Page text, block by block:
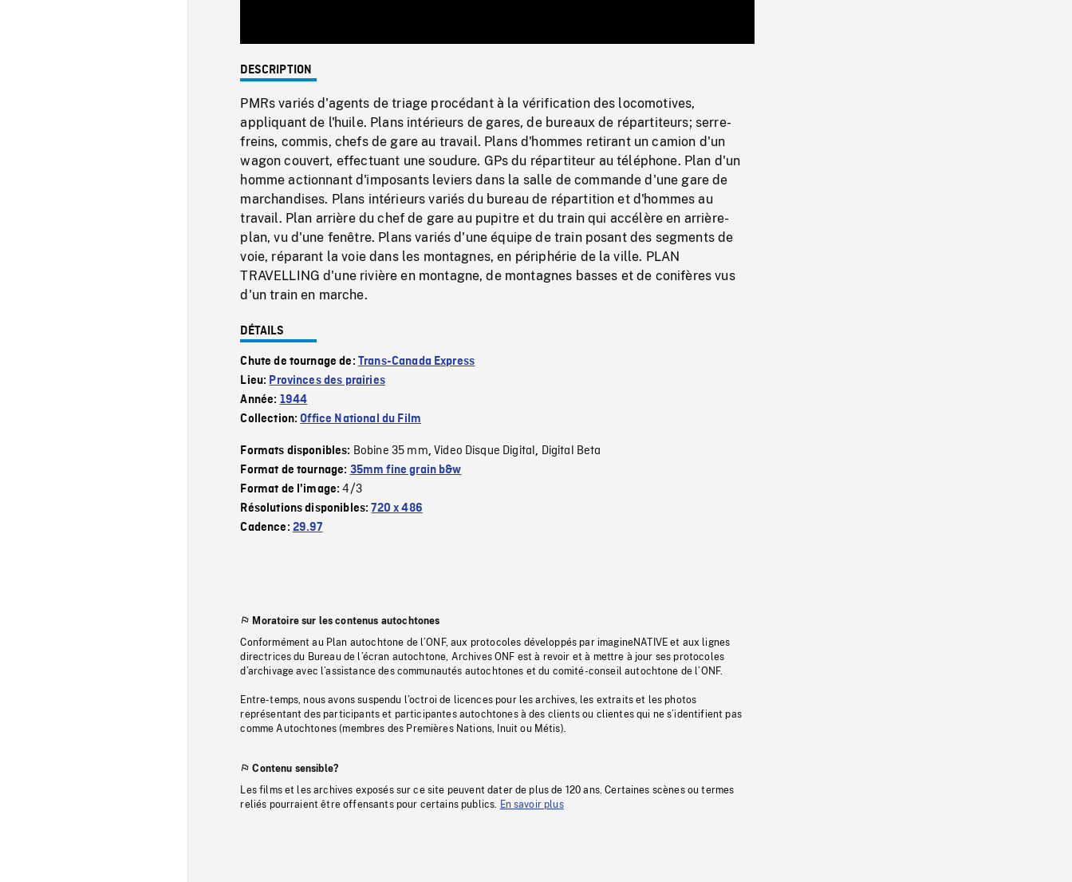
0%
Rate
DESCRIPTION
PMRs variés d'agents de triage procédant à la vérification des locomotives,
appliquant de l'huile. Plans intérieurs de gares, de bureaux de répartiteurs; serre-
freins, commis, chefs de gare au travail. Plans d'hommes retirant un camion d'un
wagon couvert, effectuant une soudure. GPs du répartiteur au téléphone. Plan d'un
homme actionnant d'imposants leviers dans la salle de commande d'une gare de
marchandises. Plans intérieurs variés du bureau de répartition et d'hommes au
travail. Plan arrière du chef de gare au pupitre et du train qui accélère en arrière-
plan, vu d'une fenêtre. Plans variés d'une équipe de train posant des segments de
voie, réparant la voie dans les montagnes, en périphérie de la ville. PLAN
TRAVELLING d'une rivière en montagne, de montagnes basses et de conifères vus
d'un train en marche.
DÉTAILS
Chute de tournage de: Trans-Canada Express
Lieu: Provinces des prairies
Année: 1944
Collection:Office National du Film
Formats disponibles: Bobine 35 mm,Video Disque Digital, Digital Beta
Format de tournage: 35mm fine grain b&w
Format de l'image:4/3
Résolutions disponibles:720 x 486
Cadence: 29.97
Moratoire sur les contenus autochtones
Conformément au Plan autochtone de l’ONF, aux protocoles développés par imagineNATIVE et aux lignes
directrices du Bureau de l’écran autochtone, Archives ONF est à revoir et à mettre à jour ses protocoles
d’archivage avec l’assistance des communautés autochtones et du comité-conseil autochtone de l’ONF.
Entre-temps, nous avons suspendu l’octroi de licences pour les archives, les extraits et les photos
représentant des participants et participantes autochtones à des clients ou clientes qui ne s’identifient pas
comme Autochtones (membres des Premières Nations, Inuit ou Métis).
Contenu sensible?
Les films et les archives exposés sur ce site peuvent dater de plus de 120 ans. Certaines scènes ou termes
reliés pourraient être offensants pour certains publics.
En savoir plus